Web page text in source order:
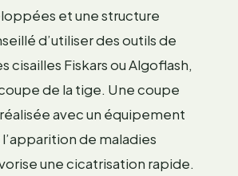
et une structure
d’utiliser des outils de
cisailles Fiskars ou Algoflash,
de la tige. Une coupe
avec un équipement
de maladies
une cicatrisation rapide.